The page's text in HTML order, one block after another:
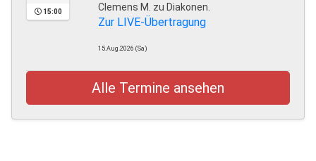
15:00
Clemens M. zu Diakonen.
Zur LIVE-Übertragung
15.Aug.2026 (Sa)
Alle Termine ansehen